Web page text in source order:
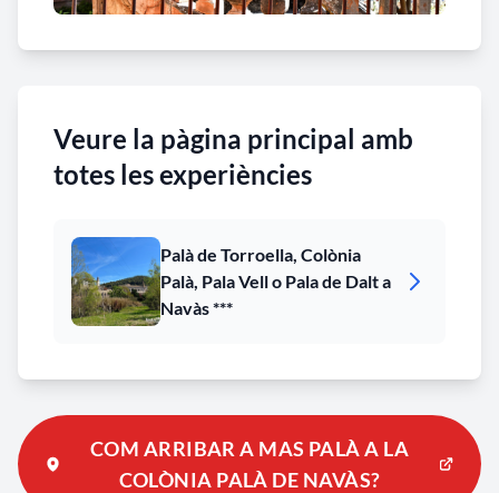
d’un autèntic palau rural integrat dins l’estructura
La tradició també recull la presència de sant Llorenç
de Brindisi al mas, on hauria protagonitzat un
Veure la pàgina principal amb
totes les experiències
Palà de Torroella, Colònia
Palà, Pala Vell o Pala de Dalt a
Navàs ***
COM ARRIBAR A MAS PALÀ A LA
COLÒNIA PALÀ DE NAVÀS?